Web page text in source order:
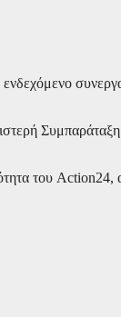
του Action24,